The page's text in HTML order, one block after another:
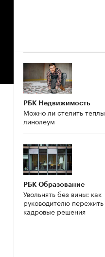
РБК Недвижимость
Можно ли стелить
линолеум
РБК Образование
Увольнять без вины: как
руководителю
кадровые решения